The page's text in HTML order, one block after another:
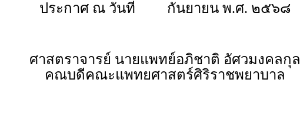
ประกาศ ณ วันที่ กันยายน พ.ศ. ๒๕๖๘
ศาสตราจารย์ นายแพทย์อภิชาติ อัศวมงคลกุล
คณบดีคณะแพทยศาสตร์ศิริราชพยาบาล